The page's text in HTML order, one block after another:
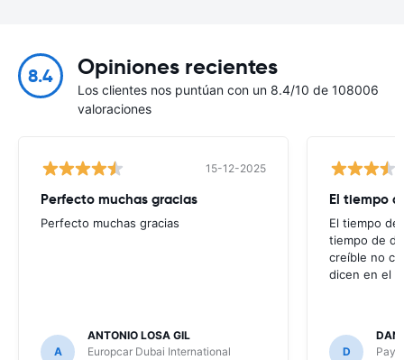
8.4 Opiniones recientes
Los clientes nos puntúan con un 8.4/10 de 108006
valoraciones
15-12-2025
Perfecto muchas gracias
Perfecto muchas gracias
A
ANTONIO LOSA GIL
Europcar Dubai International
El tiempo
El tiempo
tiempo de
creíble no
dicen en el
D